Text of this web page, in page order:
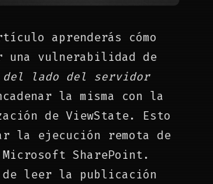
aprenderás cómo
una vulnerabilidad de
lado del servidor
la misma con la
de ViewState. Esto
la ejecución remota de
SharePoint.
de leer la publicación